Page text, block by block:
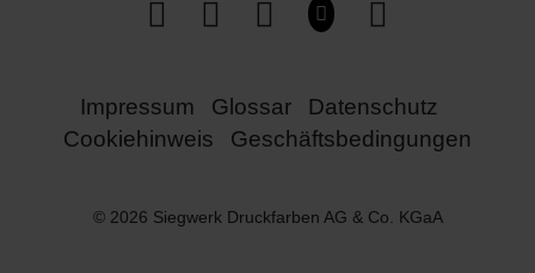
Impressum Glossar
Datenschutz
Cookiehinweis
Geschäftsbedingungen
© 2026 Siegwerk Druckfarben AG & Co. KGaA